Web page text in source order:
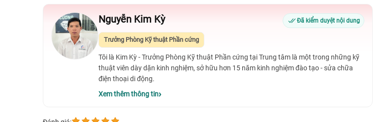
Nguyễn Kim Kỳ Đã kiểm duyệt nội dung
Trưởng Phòng Kỹ thuật Phần cứng
Tôi là Kim Kỳ - Trưởng Phòng Kỹ thuật Phần cứng tại Trung tâm là một trong những kỹ
thuật viên dày dặn kinh nghiệm, sở hữu hơn 15 năm kinh nghiệm đào tạo - sửa chữa
điện thoại di động.
Xem thêm thông tin